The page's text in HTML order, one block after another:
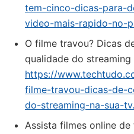
tem-cinco-dicas-para-
video-mais-rapido-no-
O filme travou? Dicas
qualidade do streaming
https://
filme-travou-dicas-de-
do-streaming-na-sua-
Assista filmes online